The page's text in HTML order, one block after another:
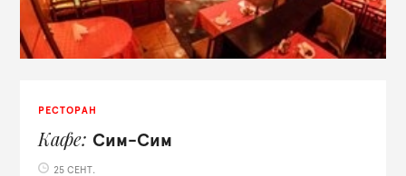
РЕСТОРАН
Кафе Сим-Сим
25 СЕНТ.